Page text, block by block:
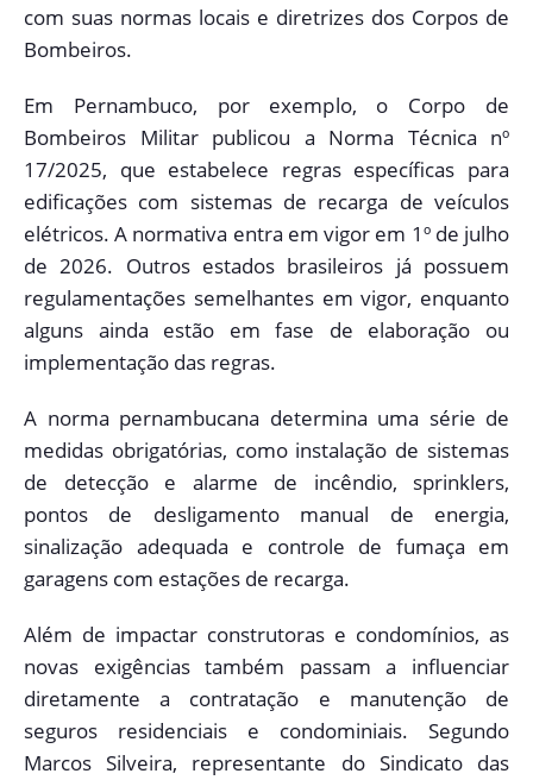
com suas normas locais e diretrizes dos Corpos de
Bombeiros.
Em Pernambuco, por exemplo, o Corpo de
Bombeiros Militar publicou a Norma Técnica nº
17/2025, que estabelece regras específicas para
edificações com sistemas de recarga de veículos
elétricos. A normativa entra em vigor em 1º de julho
de 2026. Outros estados brasileiros já possuem
regulamentações semelhantes em vigor, enquanto
alguns ainda estão em fase de elaboração ou
implementação das regras.
A norma pernambucana determina uma série de
medidas obrigatórias, como instalação de sistemas
de detecção e alarme de incêndio, sprinklers,
pontos de desligamento manual de energia,
sinalização adequada e controle de fumaça em
garagens com estações de recarga.
Além de impactar construtoras e condomínios, as
novas exigências também passam a influenciar
diretamente a contratação e manutenção de
seguros residenciais e condominiais. Segundo
Marcos Silveira, representante do Sindicato das